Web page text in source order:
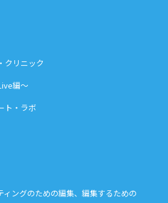
クリニック
編〜
ト・ラボ
ィングのための編集、編集するための